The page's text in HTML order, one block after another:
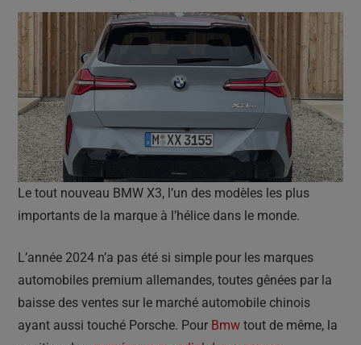
Le tout nouveau BMW X3, l’un des modèles les plus
importants de la marque à l’hélice dans le monde.
L’année 2024 n’a pas été si simple pour les marques
automobiles premium allemandes, toutes gênées par la
baisse des ventes sur le marché automobile chinois
ayant aussi touché Porsche. Pour Bmw tout de même, la